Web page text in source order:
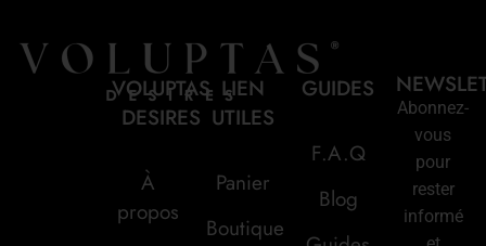
VOLUPTAS
DESIRES
À
propos
LIEN
UTILES
Panier
Boutique
GUIDES
F.A.Q
Blog
Abonnez-
vous
pour
rester
informé